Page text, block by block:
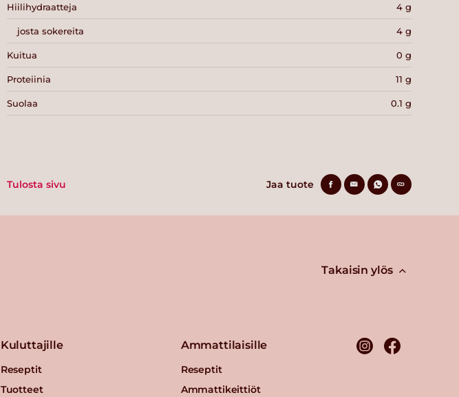
Hiilihydraatteja 4 g
josta sokereita 4 g
Kuitua 0 g
Proteiinia 11 g
Suolaa 0.1 g
Tulosta sivu Jaa tuote
Takaisin ylös
Kuluttajille
Reseptit
Tuotteet
Ammattilaisille
Reseptit
Ammattikeittiöt